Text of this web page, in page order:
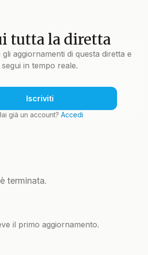
tutta la diretta
aggiornamenti di questa diretta e
segui in tempo reale.
Iscriviti
già un account? Accedi
terminata.
il primo aggiornamento.